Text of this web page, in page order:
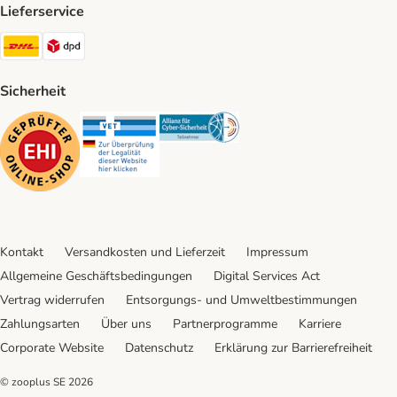
Lieferservice
DHL Shipping Method
Sicherheit
Security Security Security
Kontakt Versandkosten und Lieferzeit
Impressum
Allgemeine Geschäftsbedingungen
Digital Services Act
Vertrag widerrufen
Entsorgungs- und Umweltbestimmungen
Zahlungsarten
Über uns Partnerprogramme
Karriere
Corporate Website
Datenschutz Erklärung zur Barrierefreiheit
© zooplus SE 2026